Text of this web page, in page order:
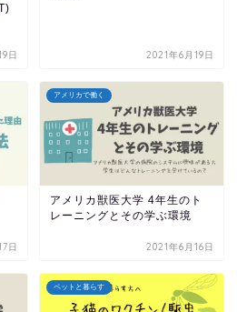
日 2021年6月19日
日
アメリカで働く
アメリカ獣医大学 4年生のト
レーニングとその学ぶ環境
2021年6月16日
ペットと暮らす